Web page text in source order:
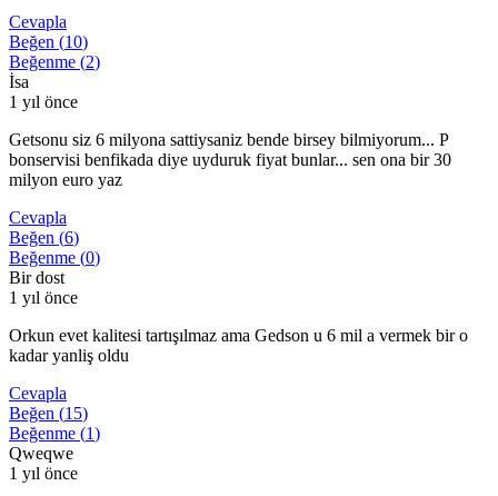
Cevapla
Beğen (10)
Beğenme (2)
İsa
1 yıl önce
Getsonu siz 6 milyona sattiysaniz bende birsey bilmiyorum... P
bonservisi benfikada diye uyduruk fiyat bunlar... sen ona bir 30
milyon euro yaz
Cevapla
Beğen (6)
Beğenme (0)
Bir dost
1 yıl önce
Orkun evet kalitesi tartışılmaz ama Gedson u 6 mil a vermek bir o
kadar yanliş oldu
Cevapla
Beğen (15)
Beğenme (1)
Qweqwe
1 yıl önce